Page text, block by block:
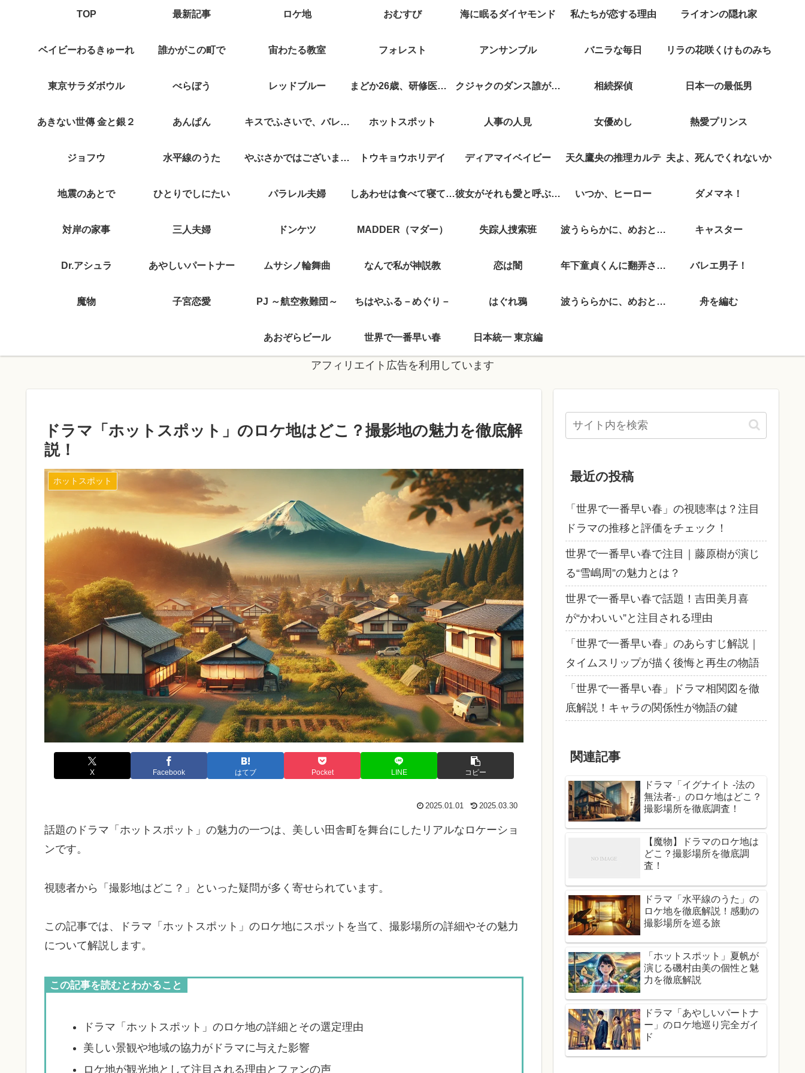
TOP 最新記事 ロケ地 おむすび 海に眠るダイヤモンド 私たちが恋する理由 ライオンの隠れ家
ベイビーわるきゅーれ 誰かがこの町で 宙わたる教室 フォレスト アンサンブル バニラな毎日 リラの花咲くけものみち
東京サラダボウル べらぼう レッドブルー まどか26歳、研修医やってます！ クジャクのダンス誰が見た？ 相続探偵 日本一の最低男
あきない世傳 金と銀２ あんぱん キスでふさいで、バレないで。 ホットスポット 人事の人見 女優めし 熱愛プリンス
ジョフウ 水平線のうた やぶさかではございません トウキョウホリデイ ディアマイベイビー 天久鷹央の推理カルテ 夫よ、死んでくれないか
地震のあとで ひとりでしにたい パラレル夫婦 しあわせは食べて寝て待て 彼女がそれも愛と呼ぶなら いつか、ヒーロー ダメマネ！
対岸の家事 三人夫婦 ドンケツ MADDER（マダー） 失踪人捜索班 波うららかに、めおと日和 キャスター
Dr.アシュラ あやしいパートナー ムサシノ輪舞曲 なんで私が神説教 恋は闇 年下童貞くんに翻弄されてます バレエ男子！
魔物 子宮恋愛 PJ ～航空救難団～ ちはやふる－めぐり－ はぐれ鴉 波うららかに、めおと日和 舟を編む
あおぞらビール 世界で一番早い春 日本統一 東京編
アフィリエイト広告を利用しています
ドラマ「ホットスポット」のロケ地はどこ？撮影地の魅力を徹底解
説！
ホットスポット
X Facebook はてブ Pocket LINE コピー
2025.01.01 2025.03.30
話題のドラマ「ホットスポット」の魅力の一つは、美しい田舎町を舞台にしたリアルなロケーショ
ンです。
視聴者から「撮影地はどこ？」といった疑問が多く寄せられています。
この記事では、ドラマ「ホットスポット」のロケ地にスポットを当て、撮影場所の詳細やその魅力
について解説します。
この記事を読むとわかること
ドラマ「ホットスポット」のロケ地の詳細とその選定理由
美しい景観や地域の協力がドラマに与えた影響
ロケ地が観光地として注目される理由とファンの声
最近の投稿
「世界で一番早い春」の視聴率は？注目
ドラマの推移と評価をチェック！
世界で一番早い春で注目｜藤原樹が演じ
る“雪嶋周”の魅力とは？
世界で一番早い春で話題！吉田美月喜
が“かわいい”と注目される理由
「世界で一番早い春」のあらすじ解説｜
タイムスリップが描く後悔と再生の物語
「世界で一番早い春」ドラマ相関図を徹
底解説！キャラの関係性が物語の鍵
関連記事
ドラマ「イグナイト -法の
無法者-」のロケ地はどこ？
撮影場所を徹底調査！
【魔物】ドラマのロケ地は
どこ？撮影場所を徹底調
査！
ドラマ「水平線のうた」の
ロケ地を徹底解説！感動の
撮影場所を巡る旅
「ホットスポット」夏帆が
演じる磯村由美の個性と魅
力を徹底解説
ドラマ「あやしいパートナ
ー」のロケ地巡り完全ガイ
ド